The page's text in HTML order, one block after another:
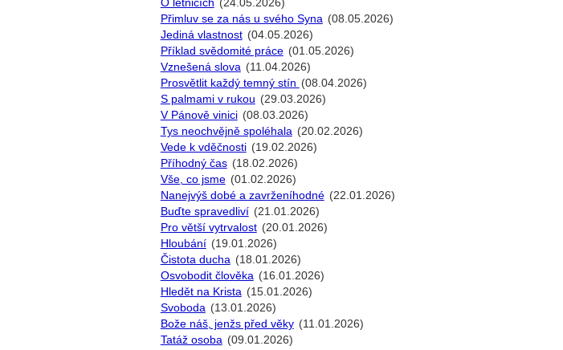
O letnicích (24.05.2026)
Přimluv se za nás u svého Syna (08.05.2026)
Jediná vlastnost (04.05.2026)
Příklad svědomité práce (01.05.2026)
Vznešená slova (11.04.2026)
Prosvětlit každý temný stín (08.04.2026)
S palmami v rukou (29.03.2026)
V Pánově vinici (08.03.2026)
Tys neochvějně spoléhala (20.02.2026)
Vede k vděčnosti (19.02.2026)
Příhodný čas (18.02.2026)
Vše, co jsme (01.02.2026)
Nanejvýš dobé a zavrženíhodné (22.01.2026)
Buďte spravedliví (21.01.2026)
Pro větší vytrvalost (20.01.2026)
Hloubání (19.01.2026)
Čistota ducha (18.01.2026)
Osvobodit člověka (16.01.2026)
Hledět na Krista (15.01.2026)
Svoboda (13.01.2026)
Bože náš, jenžs před věky (11.01.2026)
Tatáž osoba (09.01.2026)